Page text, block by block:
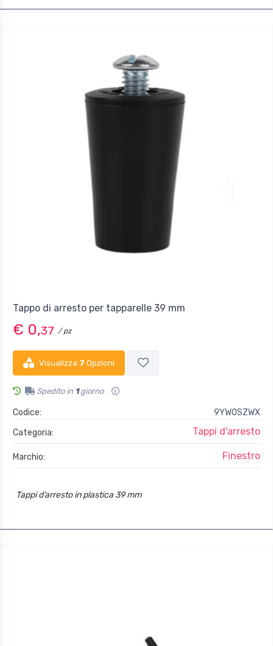
Tappo di arresto per tapparelle 39 mm
€ 0,37 / pz
Visualizza 7 Opzioni
Spedito in 1giorno
Codice:
9YW0SZWX
Categoria:
Tappi d'arresto
Marchio: Finestro
Tappi d’arresto in plastica 39 mm